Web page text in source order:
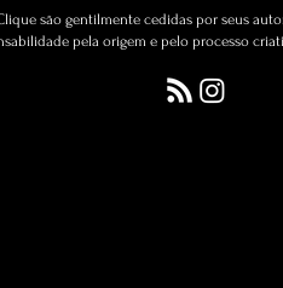
são gentilmente cedidas por seus
pela origem e pelo processo